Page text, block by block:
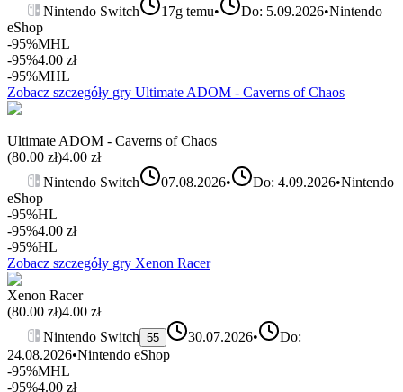
Nintendo Switch
17g temu• Do: 5.09.2026•Nintendo
eShop
-95%MHL
-95%4.00 zł
-95%MHL
Zobacz szczegóły gry Ultimate ADOM - Caverns of Chaos
Ultimate ADOM - Caverns of Chaos
(80.00 zł)4.00 zł
Nintendo Switch
07.08.2026• Do: 4.09.2026•Nintendo
eShop
-95%HL
-95%4.00 zł
-95%HL
Zobacz szczegóły gry Xenon Racer
Xenon Racer
(80.00 zł)4.00 zł
Nintendo Switch 55 30.07.2026•
Do:
24.08.2026•Nintendo eShop
-95%MHL
-95%4.00 zł